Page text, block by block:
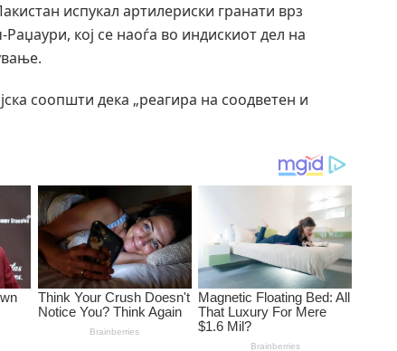
испукал артилериски гранати врз
кој се наоѓа во индискиот дел на
соопшти дека „реагира на соодветен и